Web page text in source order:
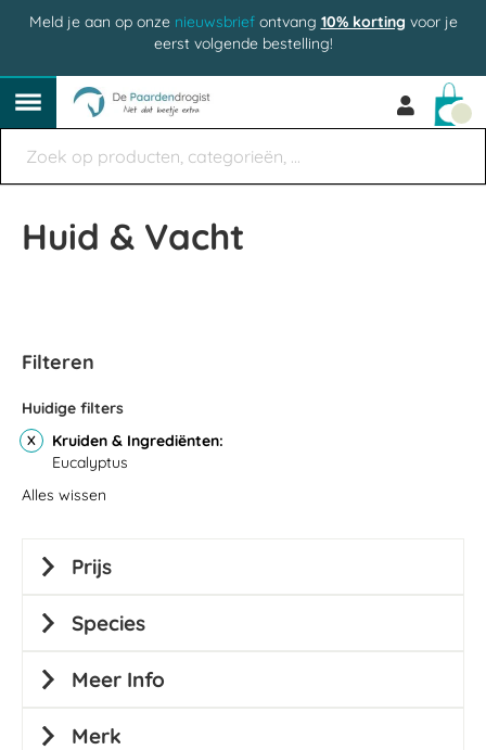
Meld je aan op onze nieuwsbriefontvang 10% korting voor je
eerst volgende bestelling!
Huid & Vacht
Filteren
Huidige filters
Kruiden & Ingrediënten
Eucalyptus
Alles wissen
Prijs
Species
Meer Info
Merk